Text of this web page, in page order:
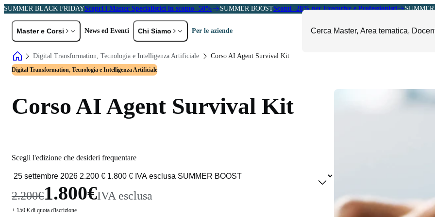
SUMMER BLACK FRIDAYScopri i Master Specialistici in sconto -50% SUMMER BOOSTSconti -20% per Executive e Professionisti
Master e Corsi
PROFILO PER AREA TEMATICA
EMBA e MBA
HR, DE&I e Diritto del Lavoro
Gestione d'Impresa
Leadership e Soft Skills
Ambiente
News ed Eventi Chi Siamo Per le aziende
Digital Transformation, Tecnologia e Intelligenza Artificiale Corso AI Agent Survival Kit
Digital Transformation, Tecnologia e Intelligenza Artificiale
Corso AI Agent Survival Kit
Scegli l'edizione che desideri frequentare
2.200€1.800€IVA esclusa
+ 150 € di quota d'iscrizione